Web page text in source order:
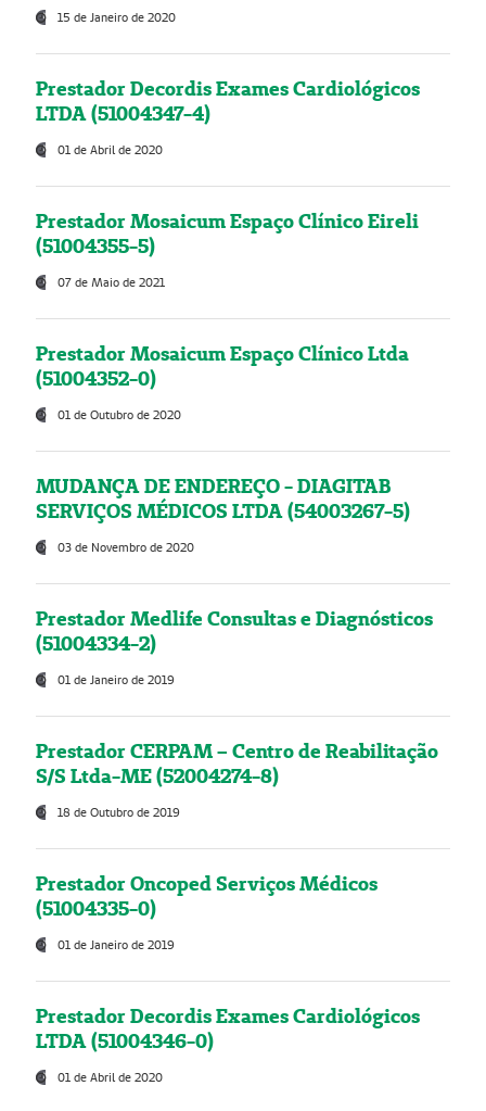
15 de Janeiro de 2020
Prestador Decordis Exames Cardiológicos
LTDA (51004347-4)
01 de Abril de 2020
Prestador Mosaicum Espaço Clínico Eireli
(51004355-5)
07 de Maio de 2021
Prestador Mosaicum Espaço Clínico Ltda
(51004352-0)
01 de Outubro de 2020
MUDANÇA DE ENDEREÇO - DIAGITAB
SERVIÇOS MÉDICOS LTDA (54003267-5)
03 de Novembro de 2020
Prestador Medlife Consultas e Diagnósticos
(51004334-2)
01 de Janeiro de 2019
Prestador CERPAM – Centro de Reabilitação
S/S Ltda-ME (52004274-8)
18 de Outubro de 2019
Prestador Oncoped Serviços Médicos
(51004335-0)
01 de Janeiro de 2019
Prestador Decordis Exames Cardiológicos
LTDA (51004346-0)
01 de Abril de 2020